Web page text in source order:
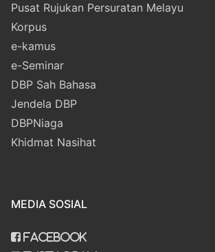
Pusat Rujukan Persuratan Melayu
Korpus
e-kamus
e-Seminar
DBP Sah Bahasa
Jendela DBP
DBPNiaga
Khidmat Nasihat
MEDIA SOSIAL
Facebook